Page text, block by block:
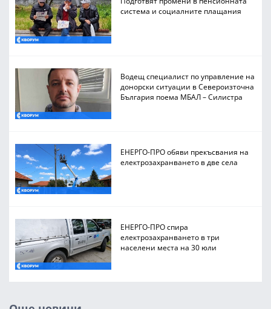
система и социалните плащания
Водещ специалист по управление на
донорски ситуации в Североизточна
България поема МБАЛ – Силистра
ЕНЕРГО-ПРО обяви прекъсвания на
електрозахранването в две села
ЕНЕРГО-ПРО спира
електрозахранването в три
населени места на 30 юли